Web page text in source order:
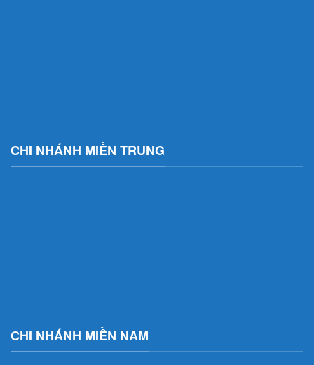
CHI NHÁNH MIỀN TRUNG
CHI NHÁNH MIỀN NAM